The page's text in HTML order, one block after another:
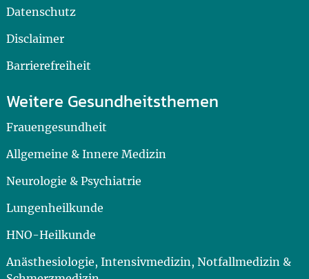
Datenschutz
Disclaimer
Barrierefreiheit
Weitere Gesundheitsthemen
Frauengesundheit
Allgemeine & Innere Medizin
Neurologie & Psychiatrie
Lungenheilkunde
HNO-Heilkunde
Anästhesiologie, Intensivmedizin, Notfallmedizin &